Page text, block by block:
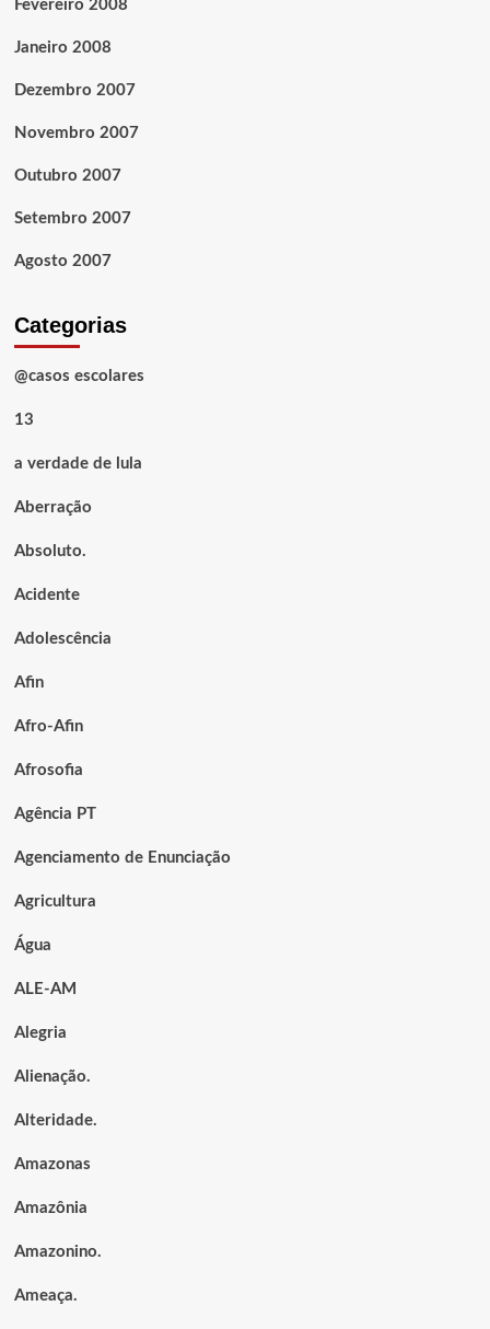
Fevereiro 2008
Janeiro 2008
Dezembro 2007
Novembro 2007
Outubro 2007
Setembro 2007
Agosto 2007
Categorias
@casos escolares
13
a verdade de lula
Aberração
Absoluto.
Acidente
Adolescência
Afin
Afro-Afin
Afrosofia
Agência PT
Agenciamento de Enunciação
Agricultura
Água
ALE-AM
Alegria
Alienação.
Alteridade.
Amazonas
Amazônia
Amazonino.
Ameaça.